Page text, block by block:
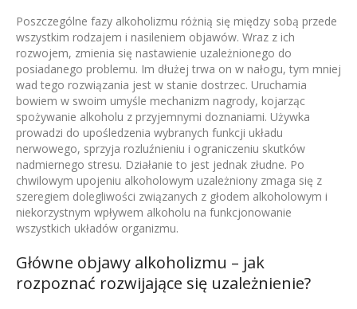
Poszczególne fazy alkoholizmu różnią się między sobą przede
wszystkim rodzajem i nasileniem objawów. Wraz z ich
rozwojem, zmienia się nastawienie uzależnionego do
posiadanego problemu. Im dłużej trwa on w nałogu, tym mniej
wad tego rozwiązania jest w stanie dostrzec. Uruchamia
bowiem w swoim umyśle mechanizm nagrody, kojarząc
spożywanie alkoholu z przyjemnymi doznaniami. Używka
prowadzi do upośledzenia wybranych funkcji układu
nerwowego, sprzyja rozluźnieniu i ograniczeniu skutków
nadmiernego stresu. Działanie to jest jednak złudne. Po
chwilowym upojeniu alkoholowym uzależniony zmaga się z
szeregiem dolegliwości związanych z głodem alkoholowym i
niekorzystnym wpływem alkoholu na funkcjonowanie
wszystkich układów organizmu.
Główne objawy alkoholizmu – jak
rozpoznać rozwijające się uzależnienie?